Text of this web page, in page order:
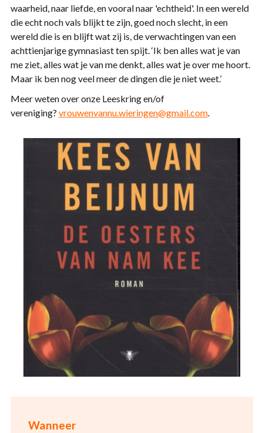
Wanneer
waarheid, naar liefde, en vooral naar 'echtheid'. In een wereld
die echt noch vals blijkt te zijn, goed noch slecht, in een
wereld die is en blijft wat zij is, de verwachtingen van een
achttienjarige gymnasiast ten spijt. ‘Ik ben alles wat je van
me ziet, alles wat je van me denkt, alles wat je over me hoort.
Maar ik ben nog veel meer de dingen die je niet weet.’
Meer weten over onze Leeskring en/of
vereniging? vrouwenvannu.wieringen@gmail.com.